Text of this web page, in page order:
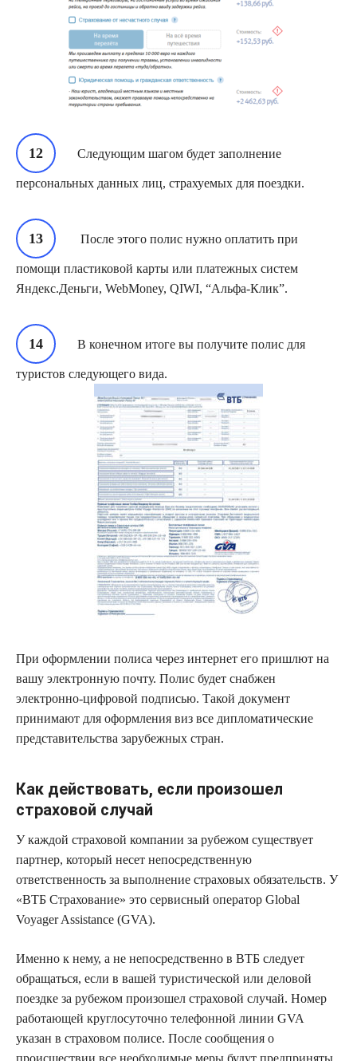
Следующим шагом будет заполнение
персональных данных лиц, страхуемых для поездки.
После этого полис нужно оплатить при
помощи пластиковой карты или платежных систем
Яндекс.Деньги, WebMoney, QIWI, “Альфа-Клик”.
В конечном итоге вы получите полис для
туристов следующего вида.
При оформлении полиса через интернет его пришлют на
вашу электронную почту. Полис будет снабжен
электронно-цифровой подписью. Такой документ
принимают для оформления виз все дипломатические
представительства зарубежных стран.
Как действовать, если произошел
страховой случай
У каждой страховой компании за рубежом существует
партнер, который несет непосредственную
ответственность за выполнение страховых обязательств. У
«ВТБ Страхование» это сервисный оператор Global
Voyager Assistance (GVA).
Именно к нему, а не непосредственно в ВТБ следует
обращаться, если в вашей туристической или деловой
поездке за рубежом произошел страховой случай. Номер
работающей круглосуточно телефонной линии GVA
указан в страховом полисе. После сообщения о
происшествии все необходимые меры будут предприняты